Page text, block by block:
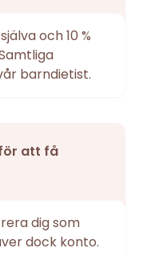
och 10 %
barndietist.
att få
dig som
dock konto.